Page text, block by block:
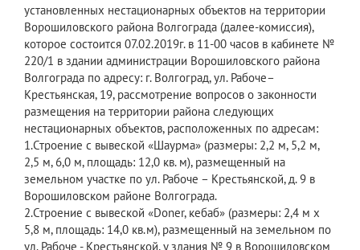
установленных нестационарных объектов на территории
Ворошиловского района Волгограда (далее-комиссия),
которое состоится 07.02.2019г. в 11-00 часов в кабинете №
220/1 в здании администрации Ворошиловского района
Волгограда по адресу: г. Волгоград, ул. Рабоче–
Крестьянская, 19, рассмотрение вопросов о законности
размещения на территории района следующих
нестационарных объектов, расположенных по адресам:
1.Строение с вывеской «Шаурма» (размеры: 2,2 м, 5,2 м,
2,5 м, 6,0 м, площадь: 12,0 кв. м), размещенный на
земельном участке по ул. Рабоче – Крестьянской, д. 9 в
Ворошиловском районе Волгограда.
2.Строение с вывеской «Doner, кебаб» (размеры: 2,4 м х
5,8 м, площадь: 14,0 кв.м), размещенный на земельном по
ул. Рабоче - Крестьянской, у здания № 9 в Ворошиловском